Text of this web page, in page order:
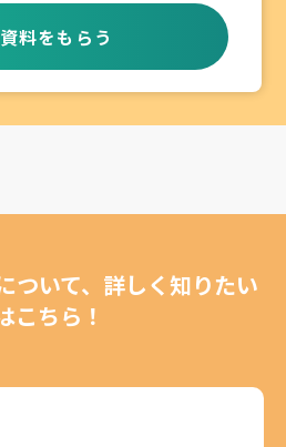
料をもらう
ついて、詳しく知りたい
こちら！